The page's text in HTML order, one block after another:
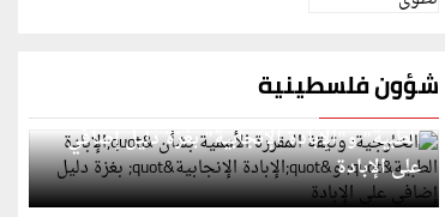
شؤون فلسطينية
الخارجية: وثيقة المقررة الأممية بشأن "الإبادة
الطبية" و"الإبادة الإنجابية" بغزة دليل إضافي
على الإبادة